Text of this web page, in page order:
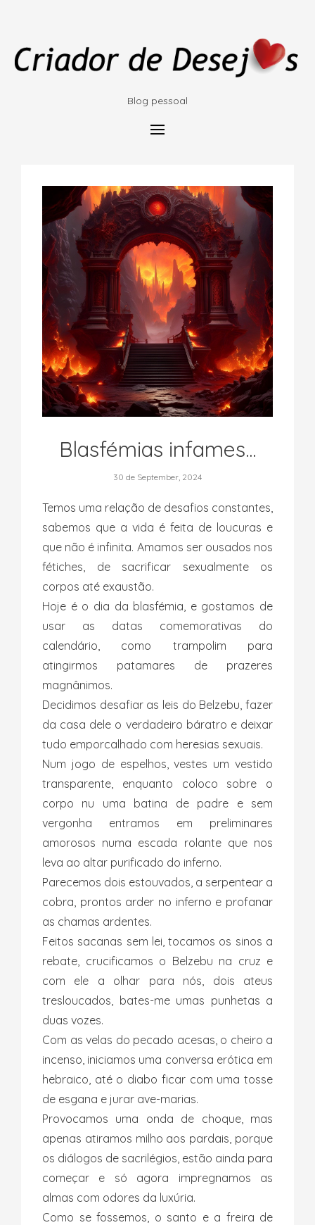
Blog pessoal
Blasfémias infames...
30 de September, 2024
Temos uma relação de desafios constantes,
sabemos que a vida é feita de loucuras e
que não é infinita. Amamos ser ousados nos
fétiches, de sacrificar sexualmente os
corpos até exaustão.
Hoje é o dia da blasfémia, e gostamos de
usar as datas comemorativas do
calendário, como trampolim para
atingirmos patamares de prazeres
magnânimos.
Decidimos desafiar as leis do Belzebu, fazer
da casa dele o verdadeiro báratro e deixar
tudo emporcalhado com heresias sexuais.
Num jogo de espelhos, vestes um vestido
transparente, enquanto coloco sobre o
corpo nu uma batina de padre e sem
vergonha entramos em preliminares
amorosos numa escada rolante que nos
leva ao altar purificado do inferno.
Parecemos dois estouvados, a serpentear a
cobra, prontos arder no inferno e profanar
as chamas ardentes.
Feitos sacanas sem lei, tocamos os sinos a
rebate, crucificamos o Belzebu na cruz e
com ele a olhar para nós, dois ateus
tresloucados, bates-me umas punhetas a
duas vozes.
Com as velas do pecado acesas, o cheiro a
incenso, iniciamos uma conversa erótica em
hebraico, até o diabo ficar com uma tosse
de esgana e jurar ave-marias.
Provocamos uma onda de choque, mas
apenas atiramos milho aos pardais, porque
os diálogos de sacrilégios, estão ainda para
começar e só agora impregnamos as
almas com odores da luxúria.
Como se fossemos, o santo e a freira de